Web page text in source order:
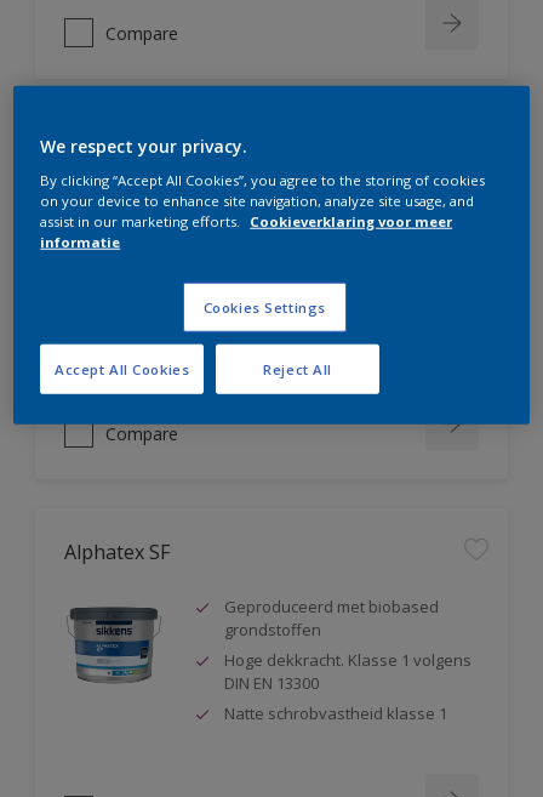
Compare
Alphacryl Perlino
Natte schrobvastheid klasse 1 +
glanst niet op
blokkeert weekmakers
Geschikt voor sanitaire ruimtes ,
badkamers,...
Compare
Alphatex SF
Geproduceerd met biobased
grondstoffen
Hoge dekkracht. Klasse 1 volgens
DIN EN 13300
Natte schrobvastheid klasse 1
We respect your privacy.
By clicking “Accept All Cookies”, you agree to the storing of cookies
on your device to enhance site navigation, analyze site usage, and
assist in our marketing efforts.
Cookieverklaring voor meer
informatie
Cookies Settings
Reject All
Accept All Cookies